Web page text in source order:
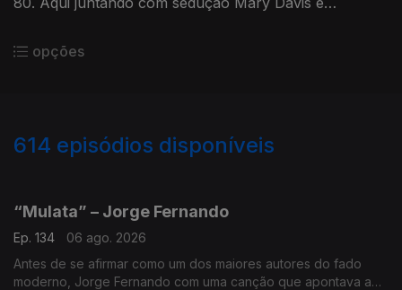
Bandopções
614 episódios disponíveis
“Mulata” – Jorge Fernando
Ep. 134
06 ago. 2026
Antes de se afirmar como um dos maiores autores do fado
moderno, Jorge Fernando com uma canção que apontava ao